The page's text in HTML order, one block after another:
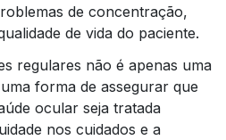
de concentração,
de vida do paciente.
regulares não é apenas uma
forma de assegurar que
ocular seja tratada
nos cuidados e a